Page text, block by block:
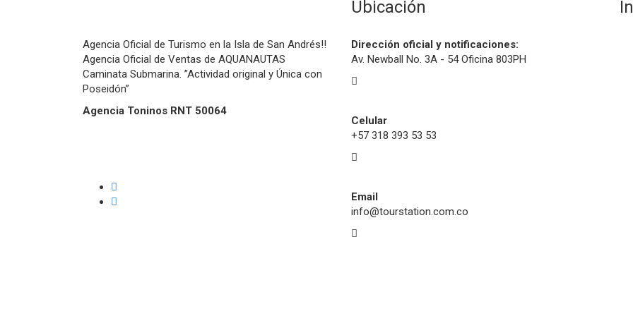
Agencia Oficial de Turismo en la Isla de San Andrés!!
Agencia Oficial de Ventas de AQUANAUTAS
Caminata Submarina. ”Actividad original y Única con
Poseidón”
Agencia Toninos RNT 50064
Ubicación
Dirección oficial y notificaciones:
Av. Newball No. 3A - 54 Oficina 803PH
Celular
+57 318 393 53 53
Email
info@tourstation.com.co